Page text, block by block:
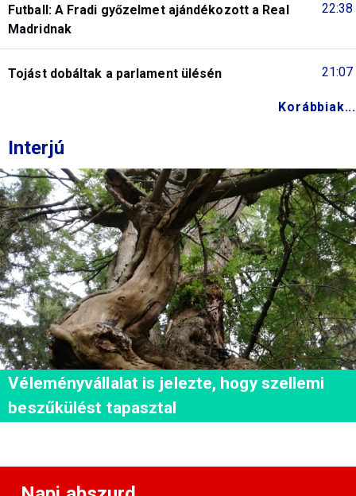
22:38
Futball: A Fradi győzelmet ajándékozott a Real
Madridnak
21:07
Tojást dobáltak a parlament ülésén
Korábbiak...
Interjú
Véleményvállalat is jelezte, hogy szellemi
beszűkülést tapasztal